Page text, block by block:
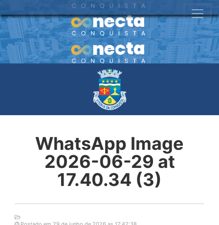
WhatsApp Image
2026-06-29 at
17.40.34 (3)